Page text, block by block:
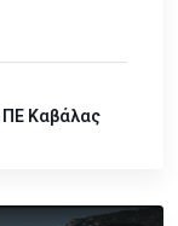
ΠΕ Καβάλας